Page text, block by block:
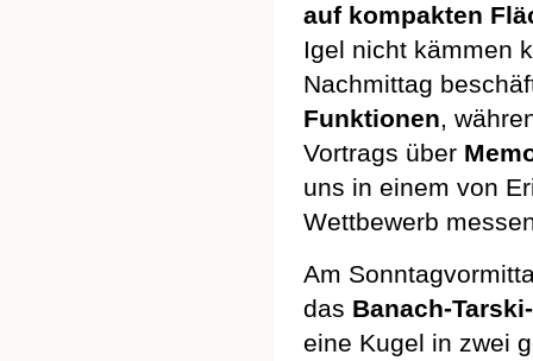
auf kompakten
Igel nicht kämmen
Nachmittag
Funktionen,
Vortrags über
uns in einem von
Wettbewerb
Am
das Banach-
eine Kugel in zwei